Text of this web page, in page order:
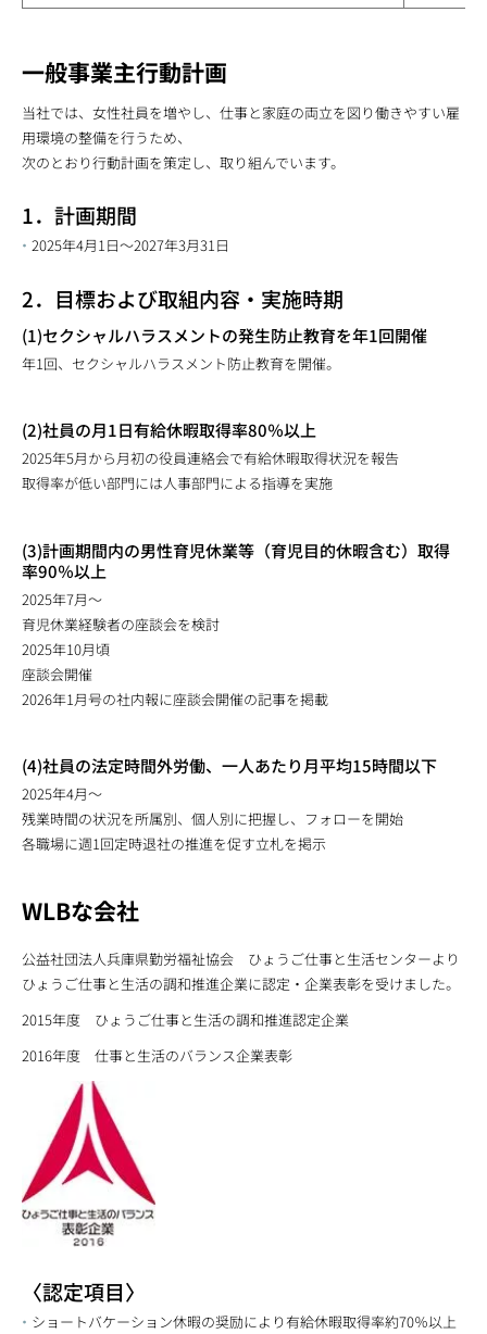
一般事業主行動計画
当社では、女性社員を増やし、仕事と家庭の両立を図り働きやすい雇
用環境の整備を行うため、
次のとおり行動計画を策定し、取り組んでいます。
1．計画期間
2025年4月1日～2027年3月31日
2．目標および取組内容・実施時期
(1)セクシャルハラスメントの発生防止教育を年1回開催
年1回、セクシャルハラスメント防止教育を開催。
(2)社員の月1日有給休暇取得率80％以上
2025年5月から月初の役員連絡会で有給休暇取得状況を報告
取得率が低い部門には人事部門による指導を実施
(3)計画期間内の男性育児休業等（育児目的休暇含む）取得
率90％以上
2025年7月～
育児休業経験者の座談会を検討
2025年10月頃
座談会開催
2026年1月号の社内報に座談会開催の記事を掲載
(4)社員の法定時間外労働、一人あたり月平均15時間以下
2025年4月～
残業時間の状況を所属別、個人別に把握し、フォローを開始
各職場に週1回定時退社の推進を促す立札を掲示
WLBな会社
公益社団法人兵庫県勤労福祉協会 ひょうご仕事と生活センターより
ひょうご仕事と生活の調和推進企業に認定・企業表彰を受けました。
2015年度 ひょうご仕事と生活の調和推進認定企業
2016年度 仕事と生活のバランス企業表彰
〈認定項目〉
ショートバケーション休暇の奨励により有給休暇取得率約70％以上